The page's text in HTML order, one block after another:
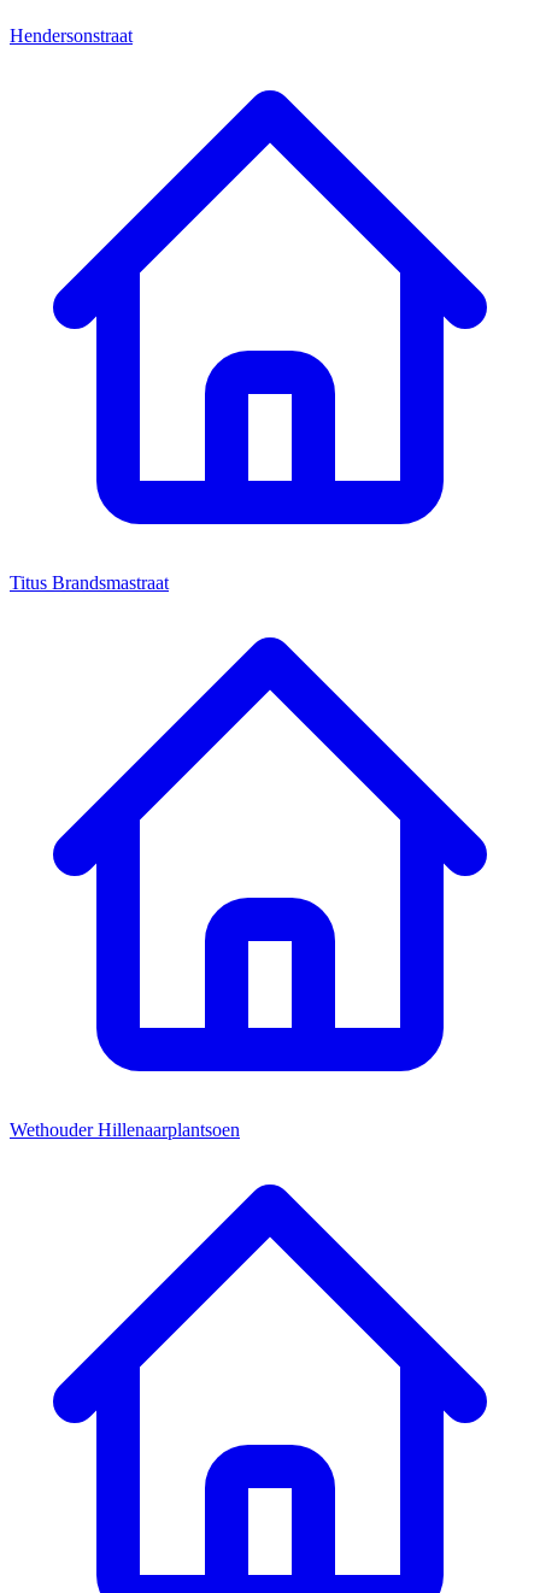
Hendersonstraat
Titus Brandsmastraat
Wethouder Hillenaarplantsoen